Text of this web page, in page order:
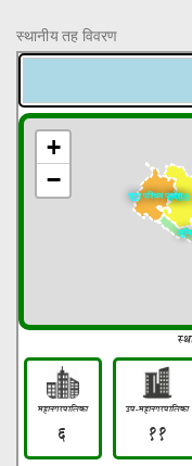
स्थानीय तह विवरण